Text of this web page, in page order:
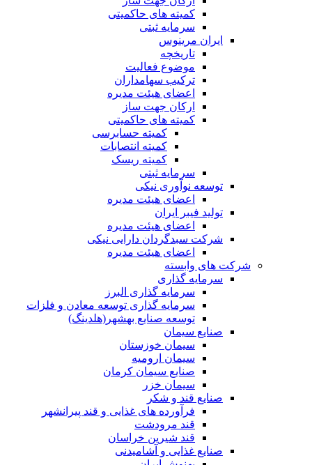
کمیته های حاکمیتی
سرمایه ثبتی
ایران مرینوس
تاریخچه
موضوع فعالیت
ترکیب سهامداران
اعضای هیئت مدیره
ارکان جهت ساز
کمیته های حاکمیتی
کمیته حسابرسی
کمیته انتصابات
کمیته ریسک
سرمایه ثبتی
توسعه نوآوری نیکی
اعضای هیئت مدیره
تولید فیبر ایران
اعضای هیئت مدیره
شرکت سبدگردان دارایی نیکی
اعضای هیئت مدیره
شرکت های وابسته
سرمایه گذاری
سرمایه گذاری البرز
سرمایه گذاری توسعه معادن و فلزات
توسعه‌ صنایع‌ بهشهر(هلدینگ)
صنایع سیمان
سیمان خوزستان
سیمان ارومیه
صنایع سیمان کرمان
سیمان خزر
صنایع قند و شکر
فرآورده های غذایی و قند پیرانشهر
قند مرودشت
قند شیرین خراسان
صنایع غذايی و آشاميدنی